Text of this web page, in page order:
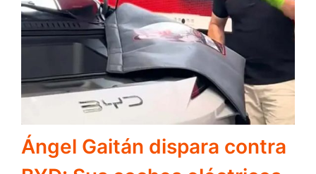
Ángel Gaitán dispara contra